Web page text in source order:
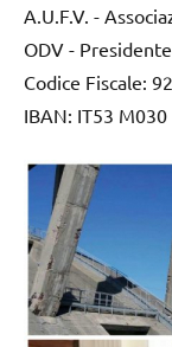
A.U.F.V. -
ODV -
Codice Fiscale:
IBAN: IT53